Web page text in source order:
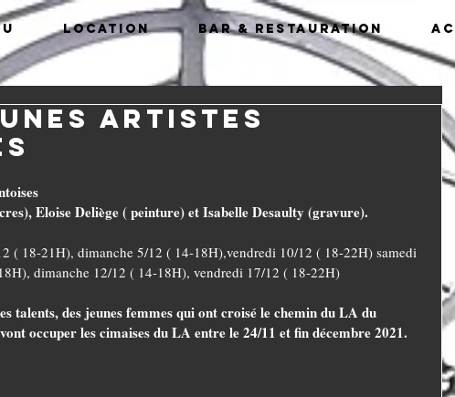
Location Bar & Restauration
artistes
Eloise Deliège ( peinture) et Isabelle Desaulty (gravure).
( 18-21H), dimanche 5/12 ( 14-18H),vendredi 10/12 ( 18-22H) samedi
dimanche 12/12 ( 14-18H), vendredi 17/12 ( 18-22H)
talents, des jeunes femmes qui ont croisé le chemin du LA du
occuper les cimaises du LA entre le 24/11 et fin décembre 2021.